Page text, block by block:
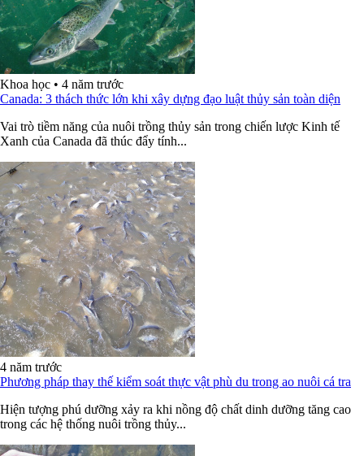
Khoa học • 4 năm trước
Canada: 3 thách thức lớn khi xây dựng đạo luật thủy sản toàn diện
Vai trò tiềm năng của nuôi trồng thủy sản trong chiến lược Kinh tế
Xanh của Canada đã thúc đẩy tính...
4 năm trước
Phương pháp thay thế kiểm soát thực vật phù du trong ao nuôi cá tra
Hiện tượng phú dưỡng xảy ra khi nồng độ chất dinh dưỡng tăng cao
trong các hệ thống nuôi trồng thủy...